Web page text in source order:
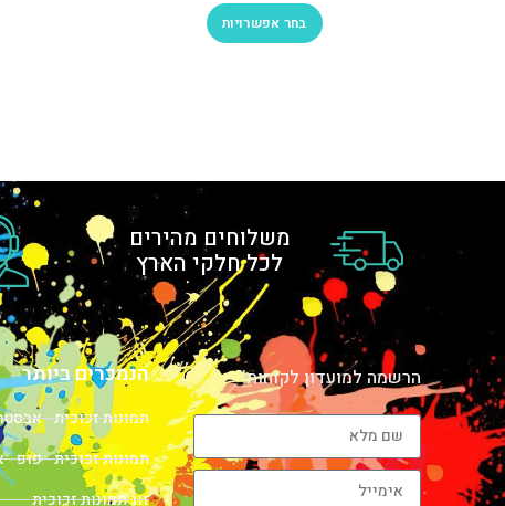
בחר אפשרויות
משלוחים מהירים
לכל חלקי הארץ
הרשמה למועדון לקוחות! הנמכרים ביותר
תמונות זכוכית -
תמונות זכוכית - פופ
זוג תמונות זכוכית